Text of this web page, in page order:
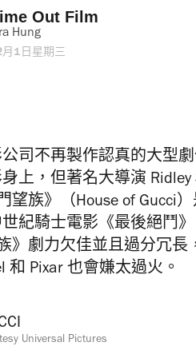
Out Film
Hung
1日星期三
司不再製作認真的大型
上，但著名大導演
望族》（House of Gucci
紀騎士電影《最後絕鬥
族》劇力欠佳並且過分冗
和 Pixar 也會嫌太過火。
Universal Pictures